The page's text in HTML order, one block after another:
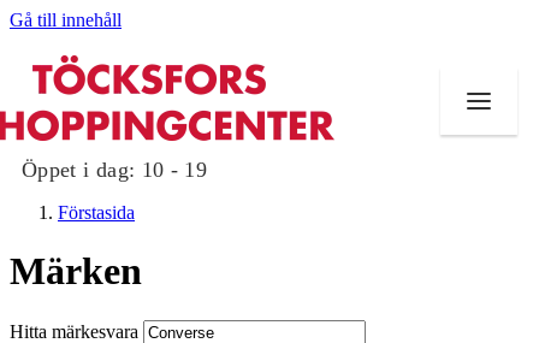
Gå till innehåll
Öppet i dag: 10 - 19
Butiker
Förstasida
Märken
Hitta märkesvara